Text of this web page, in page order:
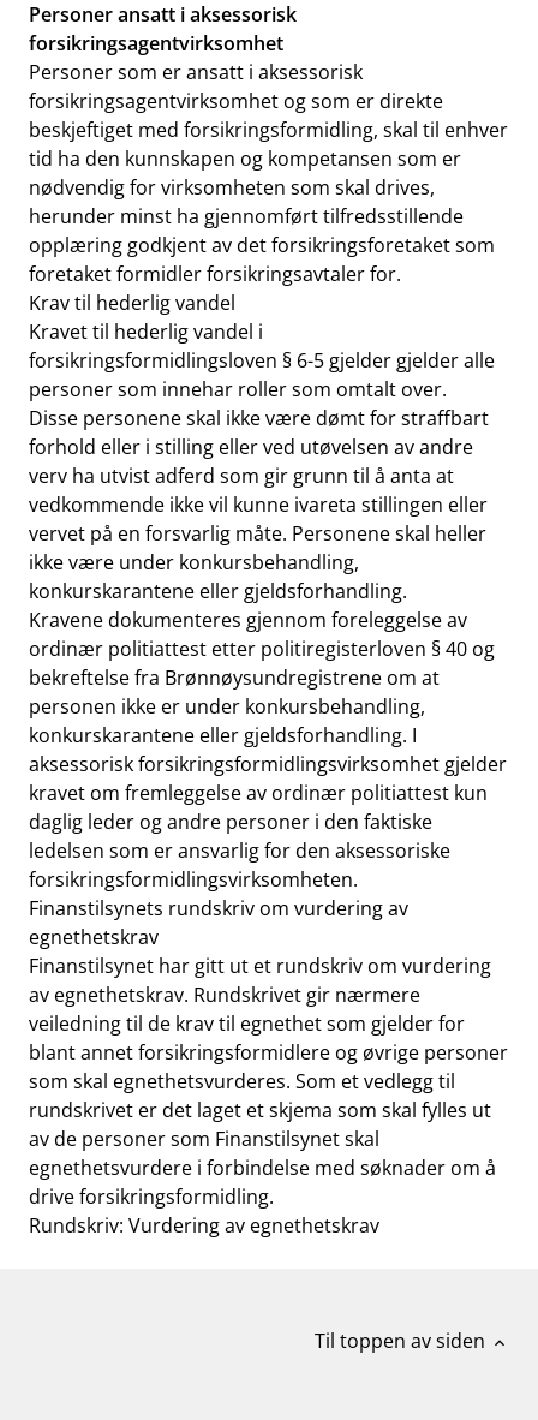
Personer ansatt i aksessorisk
forsikringsagentvirksomhet
Personer som er ansatt i aksessorisk
forsikringsagentvirksomhet og som er direkte
beskjeftiget med forsikringsformidling, skal til enhver
tid ha den kunnskapen og kompetansen som er
nødvendig for virksomheten som skal drives,
herunder minst ha gjennomført tilfredsstillende
opplæring godkjent av det forsikringsforetaket som
foretaket formidler forsikringsavtaler for.
Krav til hederlig vandel
Kravet til hederlig vandel i
forsikringsformidlingsloven § 6-5 gjelder gjelder alle
personer som innehar roller som omtalt over.
Disse personene skal ikke være dømt for straffbart
forhold eller i stilling eller ved utøvelsen av andre
verv ha utvist adferd som gir grunn til å anta at
vedkommende ikke vil kunne ivareta stillingen eller
vervet på en forsvarlig måte. Personene skal heller
ikke være under konkursbehandling,
konkurskarantene eller gjeldsforhandling.
Kravene dokumenteres gjennom foreleggelse av
ordinær politiattest etter politiregisterloven § 40 og
bekreftelse fra Brønnøysundregistrene om at
personen ikke er under konkursbehandling,
konkurskarantene eller gjeldsforhandling. I
aksessorisk forsikringsformidlingsvirksomhet gjelder
kravet om fremleggelse av ordinær politiattest kun
daglig leder og andre personer i den faktiske
ledelsen som er ansvarlig for den aksessoriske
forsikringsformidlingsvirksomheten.
Finanstilsynets rundskriv om vurdering av
egnethetskrav
Finanstilsynet har gitt ut et rundskriv om vurdering
av egnethetskrav. Rundskrivet gir nærmere
veiledning til de krav til egnethet som gjelder for
blant annet forsikringsformidlere og øvrige personer
som skal egnethetsvurderes. Som et vedlegg til
rundskrivet er det laget et skjema som skal fylles ut
av de personer som Finanstilsynet skal
egnethetsvurdere i forbindelse med søknader om å
drive forsikringsformidling.
Rundskriv: Vurdering av egnethetskrav
Til toppen av siden expand_less